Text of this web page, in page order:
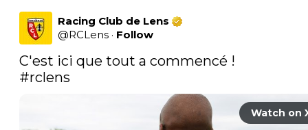
Racing Club de Lens
@RCLens · Follow
#rclens
Watch on